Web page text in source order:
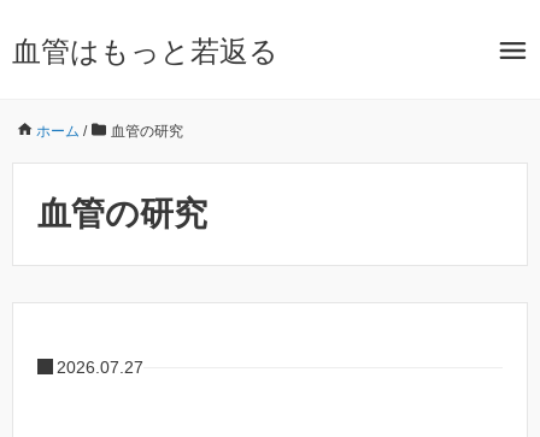
血管はもっと若返る
ホーム / 血管の研究
血管の研究
2026.07.27